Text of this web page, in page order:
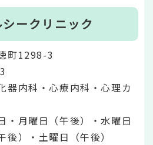
ークリニック
町1298-3
器内科・心療内科・心理カ
・月曜日（午後）・水曜日
後）・土曜日（午後）